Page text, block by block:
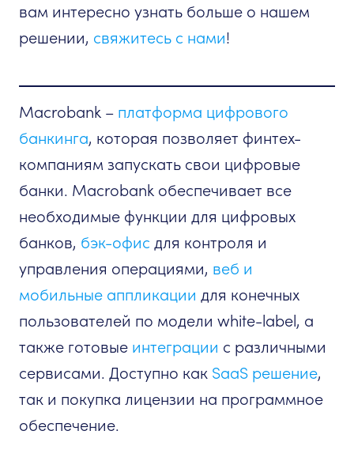
вам интересно узнать больше о нашем
решении, свяжитесь с нами!
Macrobank – платформа цифрового
банкинга, которая позволяет финтех-
компаниям запускать свои цифровые
банки. Macrobank обеспечивает все
необходимые функции для цифровых
банков, бэк-офис для контроля и
управления операциями, веб и
мобильные аппликации для конечных
пользователей по модели white-label, а
также готовые интеграции с различными
сервисами. Доступно как SaaS решение,
так и покупка лицензии на программное
обеспечение.